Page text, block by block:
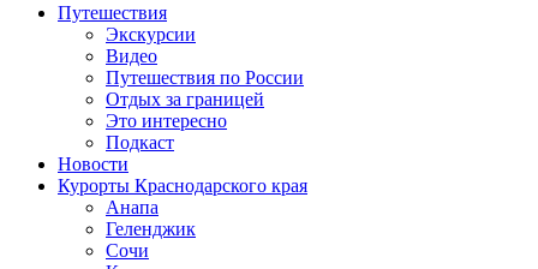
Путешествия
Экскурсии
Видео
Путешествия по России
Отдых за границей
Это интересно
Подкаст
Новости
Курорты Краснодарского края
Анапа
Геленджик
Сочи